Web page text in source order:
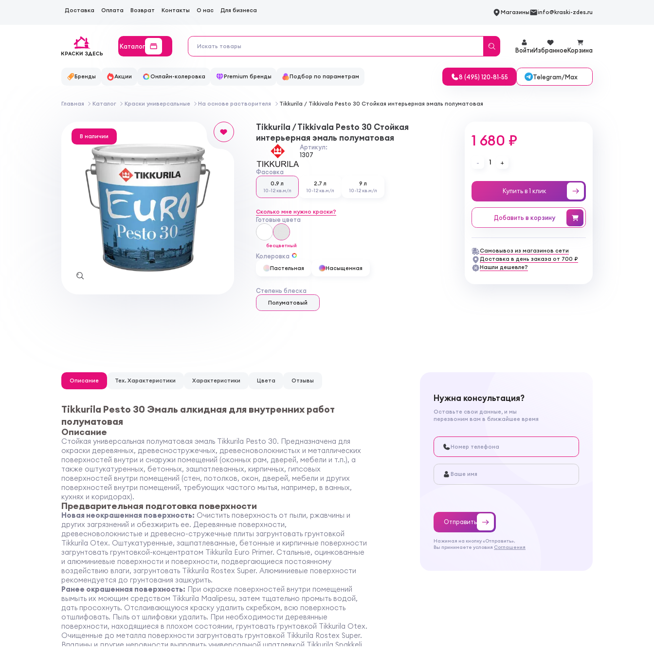
Доставка Оплата Возврат Контакты О нас Для бизнеса Магазины info@kraski-zdes.ru
Каталог
ВойтиИзбранноеКорзина
Бренды Акции Онлайн-колеровка Premium бренды Подбор по параметрам 8 (495) 120-81-55 Telegram/Max
Главная Каталог Краски универсальные На основе растворителя Tikkurila / Tikkivala Pesto 30 Стойкая интерьерная эмаль полуматовая
В наличии
Tikkurila / Tikkivala Pesto 30 Стойкая
интерьерная эмаль полуматовая
Артикул:
1307
Фасовка
0.9 л
10-12 кв.м/л
2.7 л
10-12 кв.м/л
9 л
10-12 кв.м/л
Сколько мне нужно краски?
Готовые цвета
бесцветный
Колеровка
Пастельная Насыщенная
Степень блеска
Полуматовый
1 680 ₽
- 1 +
Купить в 1 клик
Добавить в корзину
Самовывоз из магазинов сети
Доставка в день заказа от 700 ₽
Нашли дешевле?
Описание Тех. Характеристики Характеристики Цвета Отзывы
Tikkurila Pesto 30 Эмаль алкидная для внутренних работ
полуматовая
Описание
Стойкая универсальная полуматовая эмаль Tikkurila Pesto 30. Предназначена для
окраски деревянных, древесностружечных, древесноволокнистых и металлических
поверхностей внутри и снаружи помещений (оконных рам, дверей, мебели и т.п.), а
также оштукатуренных, бетонных, зашпатлеванных, кирпичных, гипсовых
поверхностей внутри помещений (стен, потолков, окон, дверей, мебели и других
поверхностей внутри помещений, требующих частого мытья, например, в ванных,
кухнях и коридорах).
Предварительная подготовка поверхности
Новая неокрашенная поверхность: Очистить поверхность от пыли, ржавчины и
других загрязнений и обезжирить ее. Деревянные поверхности,
древесноволокнистые и древесно-стружечные плиты загрунтовать грунтовкой
Tikkurila Otex. Оштукатуренные, зашпатлеванные, бетонные и кирпичные поверхности
загрунтовать грунтовкой-концентратом Tikkurila Euro Primer. Стальные, оцинкованные
и алюминиевые поверхности и поверхности, подвергающиеся постоянному
воздействию влаги, загрунтовать Tikkurila Rostex Super. Алюминиевые поверхности
рекомендуется до грунтования зашкурить.
Ранее окрашенная поверхность: При окраске поверхностей внутри помещений
вымыть их моющим средством Tikkurila Maalipesu, затем тщательно промыть водой,
дать просохнуть. Отслаивающуюся краску удалить скребком, всю поверхность
отшлифовать. Пыль от шлифовки удалить. При необходимости деревянные
поверхности, находящиеся в плохом состоянии, грунтовать грунтовкой Tikkurila Otex.
Очищенные до металла поверхности загрунтовать грунтовкой Tikkurila Rostex Super.
Впадины и другие неровности выправить универсальной шпатлевкой Tikkurila Spakkeli
Нужна консультация?
Оставьте свои данные, и мы
перезвоним вам в ближайшее время
Отправить
Нажимая на кнопку «Отправить»,
Вы принимаете условия Соглашения